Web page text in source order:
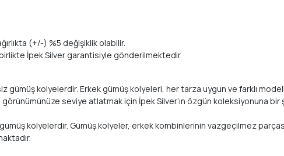
(+/-) %5 değişiklik olabilir.
İpek Silver garantisiyle gönderilmektedir.
gümüş kolyelerdir. Erkek gümüş kolyeleri, her tarza uygun ve farklı
görünümünüze seviye atlatmak için İpek Silver’ın özgün koleksiyonuna
gümüş kolyelerdir. Gümüş kolyeler, erkek kombinlerinin vazgeçilmez